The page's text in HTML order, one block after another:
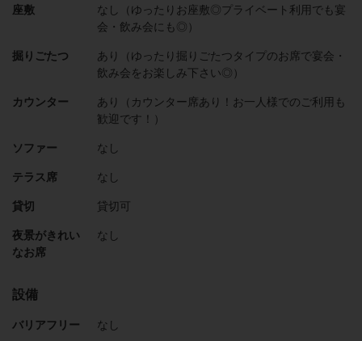
座敷
なし（ゆったりお座敷◎プライベート利用でも宴
会・飲み会にも◎）
掘りごたつ
あり（ゆったり掘りごたつタイプのお席で宴会・
飲み会をお楽しみ下さい◎）
カウンター
あり（カウンター席あり！お一人様でのご利用も
歓迎です！）
ソファー なし
テラス席 なし
貸切 貸切可
夜景がきれい
なお席
なし
設備
バリアフリー なし